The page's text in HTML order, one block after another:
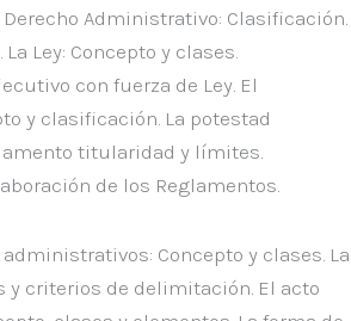
Administrativo: Clasificación.
Ley: Concepto y clases.
con fuerza de Ley. El
y clasificación. La potestad
titularidad y límites.
de los Reglamentos.
administrativos: Concepto y clases. La
y criterios de delimitación. El acto